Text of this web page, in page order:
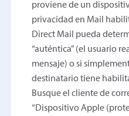
proviene de un
privacidad en Mail
Direct Mail pueda
“auténtica” (el usuario
mensaje) o si
destinatario tiene
Busque el cliente de
“Dispositivo Apple